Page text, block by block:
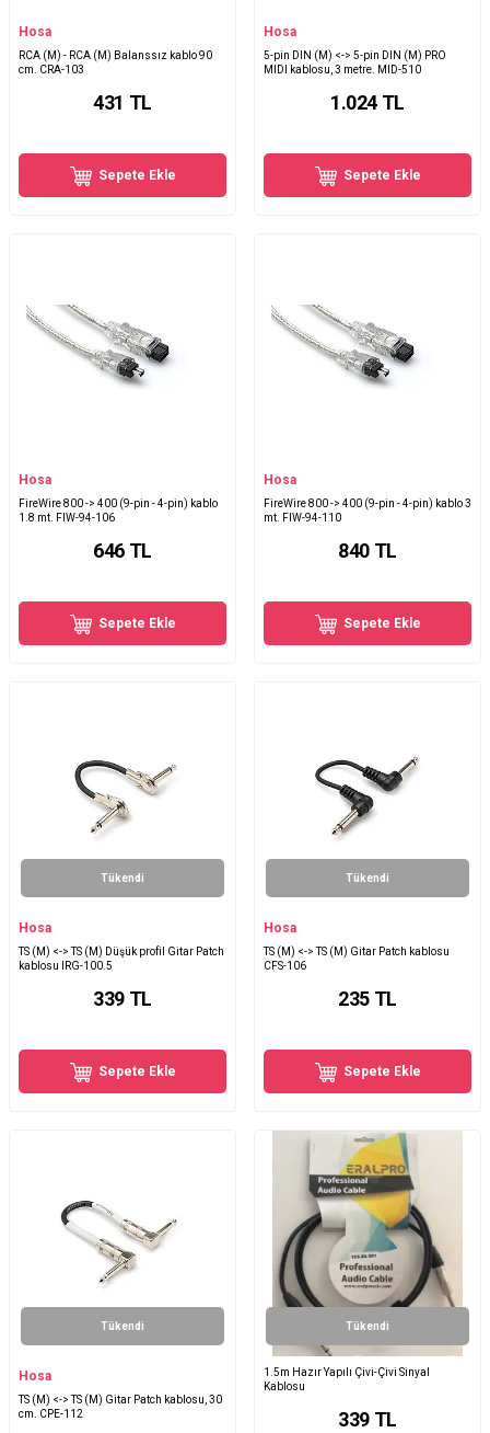
Hosa
RCA (M) - RCA (M) Balanssız kablo 90
cm. CRA-103
431 TL
Sepete Ekle
Hosa
5-pin DIN (M) <-> 5-pin DIN (M) PRO
MIDI kablosu, 3 metre. MID-510
1.024 TL
Sepete Ekle
Hosa
FireWire 800 -> 400 (9-pin - 4-pin) kablo
1.8 mt. FIW-94-106
646 TL
Sepete Ekle
Hosa
FireWire 800 -> 400 (9-pin - 4-pin) kablo 3
mt. FIW-94-110
840 TL
Sepete Ekle
Tükendi
Hosa
TS (M) <-> TS (M) Düşük profil Gitar Patch
kablosu IRG-100.5
339 TL
Sepete Ekle
Tükendi
Hosa
TS (M) <-> TS (M) Gitar Patch kablosu
CFS-106
235 TL
Sepete Ekle
Tükendi
Hosa
TS (M) <-> TS (M) Gitar Patch kablosu, 30
cm. CPE-112
Tükendi
1.5m Hazır Yapılı Çivi-Çivi Sinyal
Kablosu
339 TL